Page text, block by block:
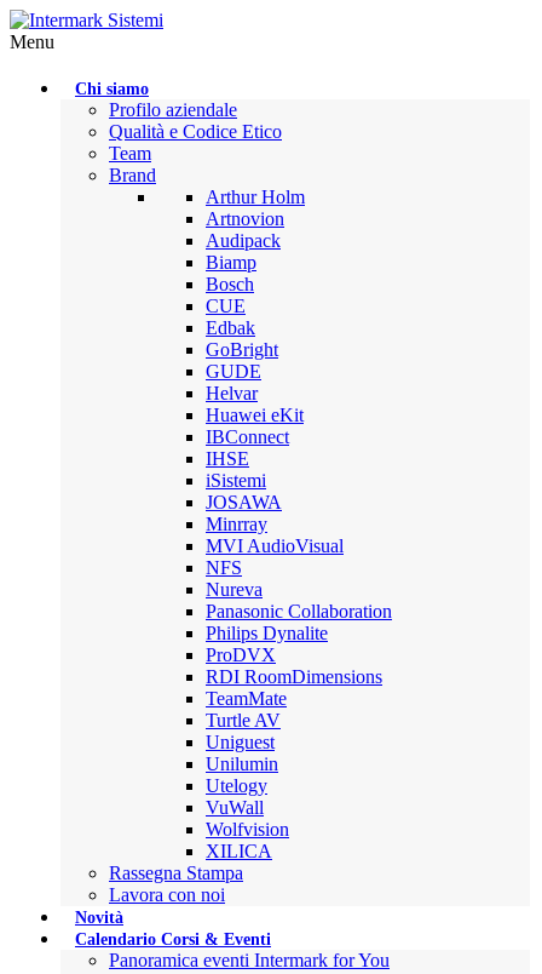
Menu
Chi siamo
Profilo aziendale
Qualità e Codice Etico
Team
Brand
Arthur Holm
Artnovion
Audipack
Biamp
Bosch
CUE
Edbak
GoBright
GUDE
Helvar
Huawei eKit
IBConnect
IHSE
iSistemi
JOSAWA
Minrray
MVI AudioVisual
NFS
Nureva
Panasonic Collaboration
Philips Dynalite
ProDVX
RDI RoomDimensions
TeamMate
Turtle AV
Uniguest
Unilumin
Utelogy
VuWall
Wolfvision
XILICA
Rassegna Stampa
Lavora con noi
Novità
Calendario Corsi & Eventi
Panoramica eventi Intermark for You